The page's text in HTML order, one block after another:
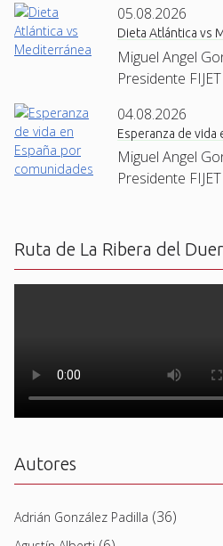
05.08.2026
Dieta Atlántica vs
Miguel Angel
Presidente
04.08.2026
Esperanza de vida
Miguel Angel
Presidente
Ruta de La Ribera del
Autores
Adrián González Padilla (36)